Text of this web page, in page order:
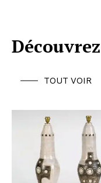
TOUT VOIR